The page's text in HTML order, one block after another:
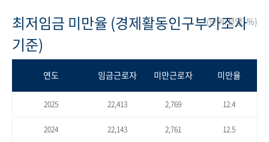
최저임금 미만율 (경제활동인구부가조사
기준)
(단위:천명, %)
연도 임금근로자 미만근로자 미만율
2025 22,413 2,769 12.4
2024 22,143 2,761 12.5